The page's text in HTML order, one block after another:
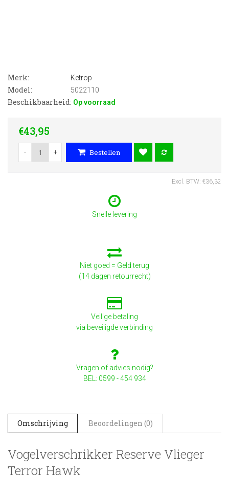
Merk: Ketrop
Model: 5022110
Beschikbaarheid: Op voorraad
€43,95
- + Bestellen
Excl. BTW: €36,32
Snelle levering
Niet goed = Geld terug
(14 dagen retourrecht)
Veilige betaling
via beveiligde verbinding
Vragen of advies nodig?
BEL: 0599 - 454 934
Omschrijving Beoordelingen (0)
Vogelverschrikker Reserve Vlieger
Terror Hawk